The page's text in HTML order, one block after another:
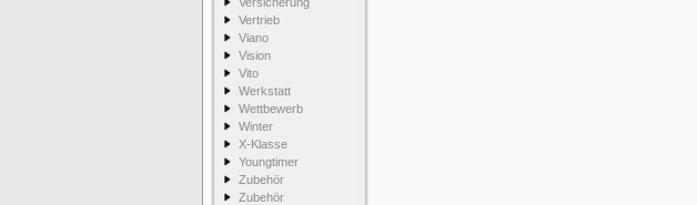
Vertrieb
Viano
Vision
Vito
Werkstatt
Wettbewerb
Winter
X-Klasse
Youngtimer
Zubehör
Zubehör